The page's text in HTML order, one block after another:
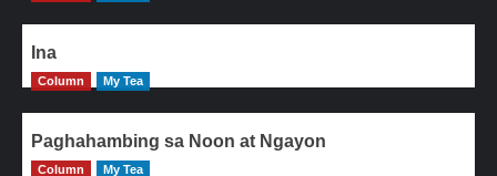
Ina
Column My Tea
Paghahambing sa Noon at Ngayon
Column My Tea